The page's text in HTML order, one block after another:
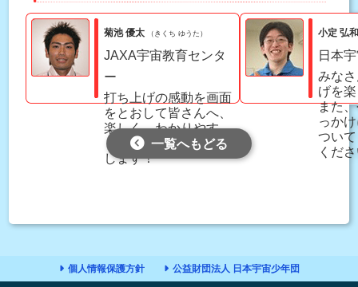
菊池 優太 （きくち ゆうた）
JAXA宇宙教育センタ
ー
打ち上げの感動を画面
をとおして皆さんへ、
楽しく、わかりやす
く、そして熱くお伝え
します！
小定 弘
日本
みな
げを
また
っか
つい
くだ
一覧へもどる
個人情報保護方針 公益財団法人 日本宇宙少年団